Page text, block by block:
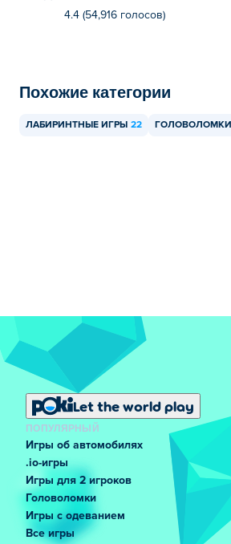
4.4 (54,916 голосов)
Похожие категории
ЛАБИРИНТНЫЕ ИГРЫ 22 ГОЛОВОЛОМКИ
Let the world play
ПОПУЛЯРНЫЙ
Игры об автомобилях
.io-игры
Игры для 2 игроков
Головоломки
Игры с одеванием
Все игры